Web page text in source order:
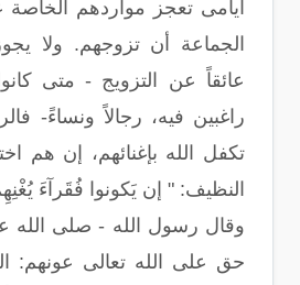
أيامى تعجز مواردهم
الجماعة أن تزوجهم. ولا
عائقاً عن التزويج - متى
راغبين فيه، رجالاً ونساءً-
تكفل الله بإغنائهم، إن هم
النظيف: " إن يَكونوا فُقَرآءَ
وقال رسول الله - صلى الله
حق على الله تعالى عونهم: